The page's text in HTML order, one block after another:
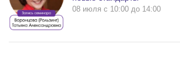
08 июля c 10:00 до 14:00